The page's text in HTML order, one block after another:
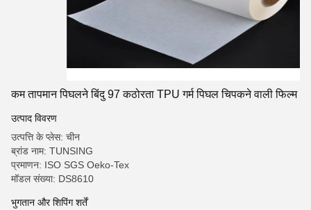
कम तापमान पिघलने बिंदु 97 कठोरता TPU गर्म पिघल चिपकने वाली फिल्म
उत्पाद विवरण
उत्पत्ति के प्लेस: चीन
ब्रांड नाम: TUNSING
प्रमाणन: ISO SGS Oeko-Tex
मॉडल संख्या: DS8610
भुगतान और शिपिंग शर्तें